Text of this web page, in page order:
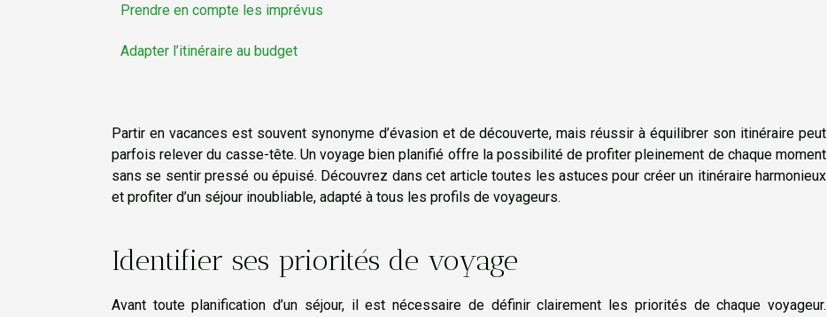
Prendre en compte les imprévus
Adapter l’itinéraire au budget
Partir en vacances est souvent synonyme d’évasion et de découverte, mais réussir à équilibrer son itinéraire peut
parfois relever du casse-tête. Un voyage bien planifié offre la possibilité de profiter pleinement de chaque moment
sans se sentir pressé ou épuisé. Découvrez dans cet article toutes les astuces pour créer un itinéraire harmonieux
et profiter d’un séjour inoubliable, adapté à tous les profils de voyageurs.
Identifier ses priorités de voyage
Avant toute planification d’un séjour, il est nécessaire de définir clairement les priorités de chaque voyageur.